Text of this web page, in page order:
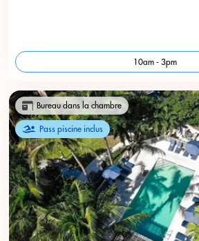
10am - 3pm
Bureau dans la chambre
Pass piscine inclus